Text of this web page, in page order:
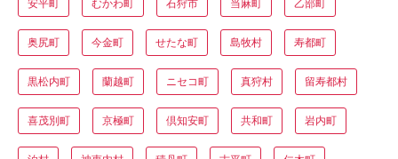
安平町 むかわ町 石狩市 当麻町 乙部町
奥尻町 今金町 せたな町 島牧村 寿都町
黒松内町 蘭越町 ニセコ町 真狩村 留寿都村
喜茂別町 京極町 倶知安町 共和町 岩内町